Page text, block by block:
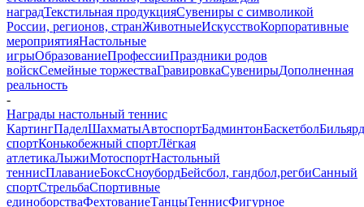
наградТекстильная продукцияСувениры с символикой
России, регионов, странЖивотныеИскусствоКорпоративные
мероприятияНастольные
игрыОбразованиеПрофессииПраздники родов
войскСемейные торжестваГравировкаСувенирыДополненная
реальность
-
Награды настольный теннис
КартингПаделШахматыАвтоспортБадминтонБаскетболБильярд
спортКонькобежный спортЛёгкая
атлетикаЛыжиМотоспортНастольный
теннисПлаваниеБоксСноубордБейсбол, гандбол,регбиСанный
спортСтрельбаСпортивные
единоборстваФехтованиеТанцыТеннисФигурное